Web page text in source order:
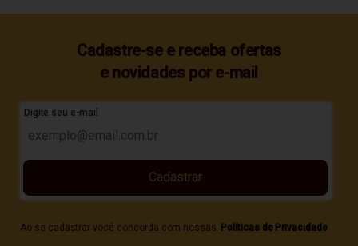
Cadastre-se e receba ofertas
e novidades por e-mail
Digite seu e-mail
Ao se cadastrar você concorda com nossas Políticas de Privacidade
Cadastrar